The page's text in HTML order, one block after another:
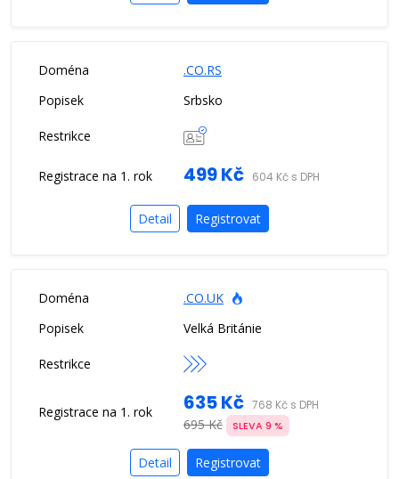
.CO.RS
Srbsko
499 Kč 604 Kč s DPH
Detail Registrovat
.CO.UK
Velká Británie
635 Kč 768 Kč s DPH
695 Kč SLEVA 9 %
Detail Registrovat